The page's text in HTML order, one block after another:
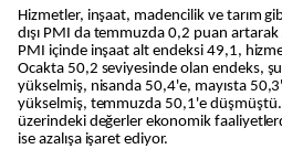
Hizmetler, inşaat, madencilik ve tarım
dışı PMI da temmuzda 0,2 puan
PMI içinde inşaat alt endeksi 49,1,
Ocakta 50,2 seviyesinde olan endeks,
yükselmiş, nisanda 50,4'e, mayısta
yükselmiş, temmuzda 50,1'e
üzerindeki değerler ekonomik
ise azalışa işaret ediyor.